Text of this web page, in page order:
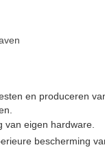
en produceren
van eigen hardware.
bescherming